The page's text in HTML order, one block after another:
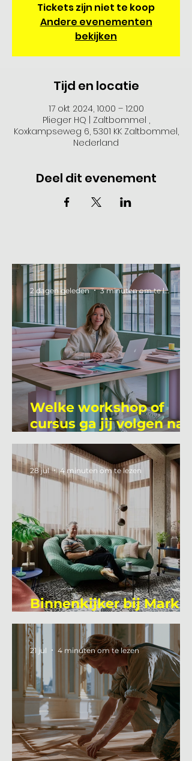
Tickets zijn niet te koop
Andere evenementen
bekijken
Tijd en locatie
17 okt 2024, 10:00 – 12:00
Plieger HQ | Zaltbommel ,
Koxkampseweg 6, 5301 KK Zaltbommel,
Nederland
Deel dit evenement
Welke workshop of
cursus ga jij volgen na
je vakantie?
2 dagen geleden 3 minuten om te lezen
Binnenkijker bij Mark
Mutsaers
28 jul 4 minuten om te lezen
21 jul 4 minuten om te lezen